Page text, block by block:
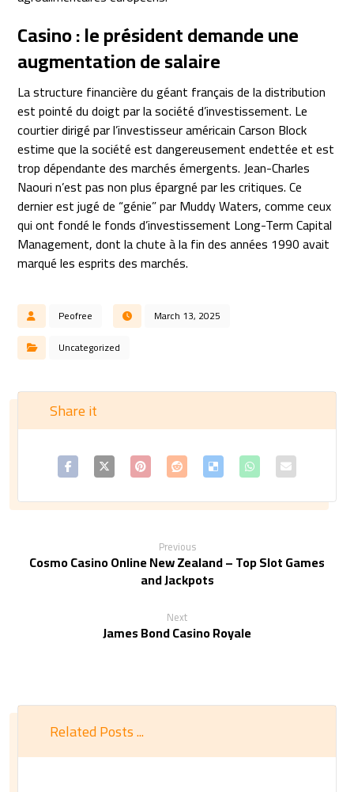
Casino : le président demande une
augmentation de salaire
La structure financière du géant français de la distribution
est pointé du doigt par la société d’investissement. Le
courtier dirigé par l’investisseur américain Carson Block
estime que la société est dangereusement endettée et est
trop dépendante des marchés émergents. Jean-Charles
Naouri n’est pas non plus épargné par les critiques. Ce
dernier est jugé de “génie” par Muddy Waters, comme ceux
qui ont fondé le fonds d’investissement Long-Term Capital
Management, dont la chute à la fin des années 1990 avait
marqué les esprits des marchés.
Peofree
March 13, 2025
Uncategorized
Previous
Cosmo Casino Online New Zealand – Top Slot Games
and Jackpots
Next
James Bond Casino Royale
Related Posts ...